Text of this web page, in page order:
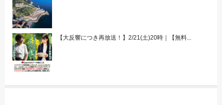
【大反響につき再放送！】2/21(土)20時｜【無料...